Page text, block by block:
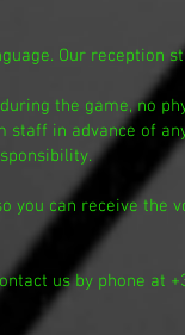
Our reception
the game, no
in advance of
you can receive the
us by phone at